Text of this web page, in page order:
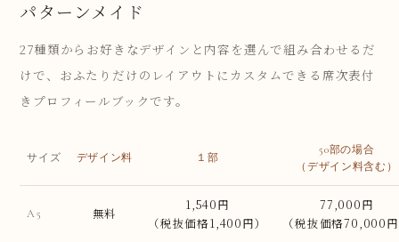
パターンメイド
27種類からお好きなデザインと内容を選んで組み合わせるだ
けで、おふたりだけのレイアウトにカスタムできる席次表付
きプロフィールブックです。
サイズ デザイン料 １部
50部の場合
（デザイン料含む）
A5 無料
1,540円
（税抜価格1,400円）
77,000円
（税抜価格70,000